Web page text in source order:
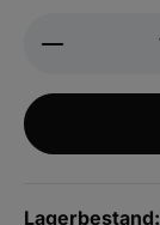
Produkt
Lagerbestand: